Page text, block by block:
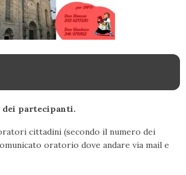
partecipanti.
cittadini (secondo il numero dei
oratorio dove andare via mail e